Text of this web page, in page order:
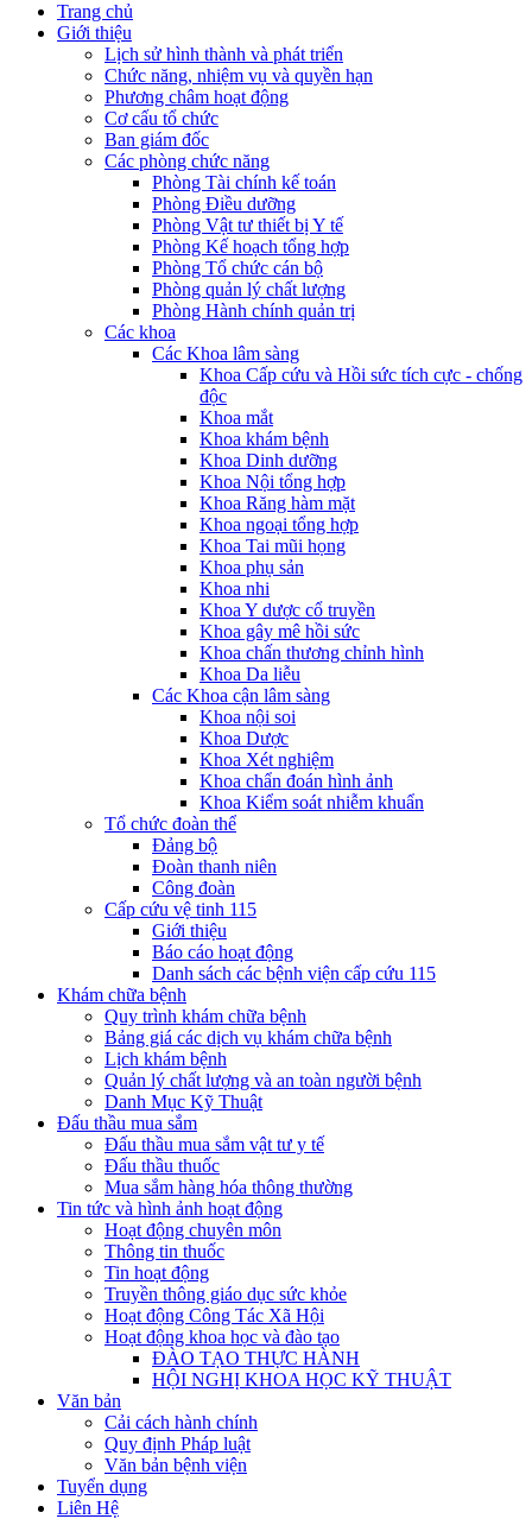
Trang chủ
Giới thiệu
Lịch sử hình thành và phát triển
Chức năng, nhiệm vụ và quyền hạn
Phương châm hoạt động
Cơ cấu tổ chức
Ban giám đốc
Các phòng chức năng
Phòng Tài chính kế toán
Phòng Điều dưỡng
Phòng Vật tư thiết bị Y tế
Phòng Kế hoạch tổng hợp
Phòng Tổ chức cán bộ
Phòng quản lý chất lượng
Phòng Hành chính quản trị
Các khoa
Các Khoa lâm sàng
Khoa Cấp cứu và Hồi sức tích cực - chống
độc
Khoa mắt
Khoa khám bệnh
Khoa Dinh dưỡng
Khoa Nội tổng hợp
Khoa Răng hàm mặt
Khoa ngoại tổng hợp
Khoa Tai mũi họng
Khoa phụ sản
Khoa nhi
Khoa Y dược cổ truyền
Khoa gây mê hồi sức
Khoa chấn thương chỉnh hình
Khoa Da liễu
Các Khoa cận lâm sàng
Khoa nội soi
Khoa Dược
Khoa Xét nghiệm
Khoa chẩn đoán hình ảnh
Khoa Kiểm soát nhiễm khuẩn
Tổ chức đoàn thể
Đảng bộ
Đoàn thanh niên
Công đoàn
Cấp cứu vệ tinh 115
Giới thiệu
Báo cáo hoạt động
Danh sách các bệnh viện cấp cứu 115
Khám chữa bệnh
Quy trình khám chữa bệnh
Bảng giá các dịch vụ khám chữa bệnh
Lịch khám bệnh
Quản lý chất lượng và an toàn người bệnh
Danh Mục Kỹ Thuật
Đấu thầu mua sắm
Đấu thầu mua sắm vật tư y tế
Đấu thầu thuốc
Mua sắm hàng hóa thông thường
Tin tức và hình ảnh hoạt động
Hoạt động chuyên môn
Thông tin thuốc
Tin hoạt động
Truyền thông giáo dục sức khỏe
Hoạt động Công Tác Xã Hội
Hoạt động khoa học và đào tạo
ĐÀO TẠO THỰC HÀNH
HỘI NGHỊ KHOA HỌC KỸ THUẬT
Văn bản
Cải cách hành chính
Quy định Pháp luật
Văn bản bệnh viện
Tuyển dụng
Liên Hệ